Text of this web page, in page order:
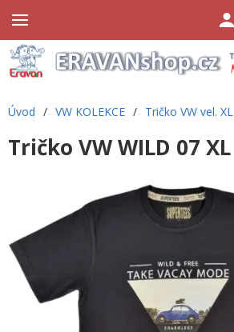
Úvod / VW KOLEKCE / Tričko VW vel. XL
Tričko VW WILD 07 XL